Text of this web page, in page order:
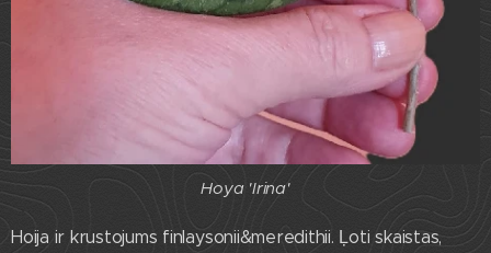
Hoya 'Irina'
Hoija ir krustojums finlaysonii&meredithii. Ļoti skaistas,